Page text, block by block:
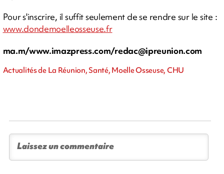
Pour s'inscrire, il suffit seulement de se rendre sur le site :
www.dondemoelleosseuse.fr
ma.m/www.imazpress.com/redac@ipreunion.com
Actualités de La Réunion, Santé, Moelle Osseuse, CHU